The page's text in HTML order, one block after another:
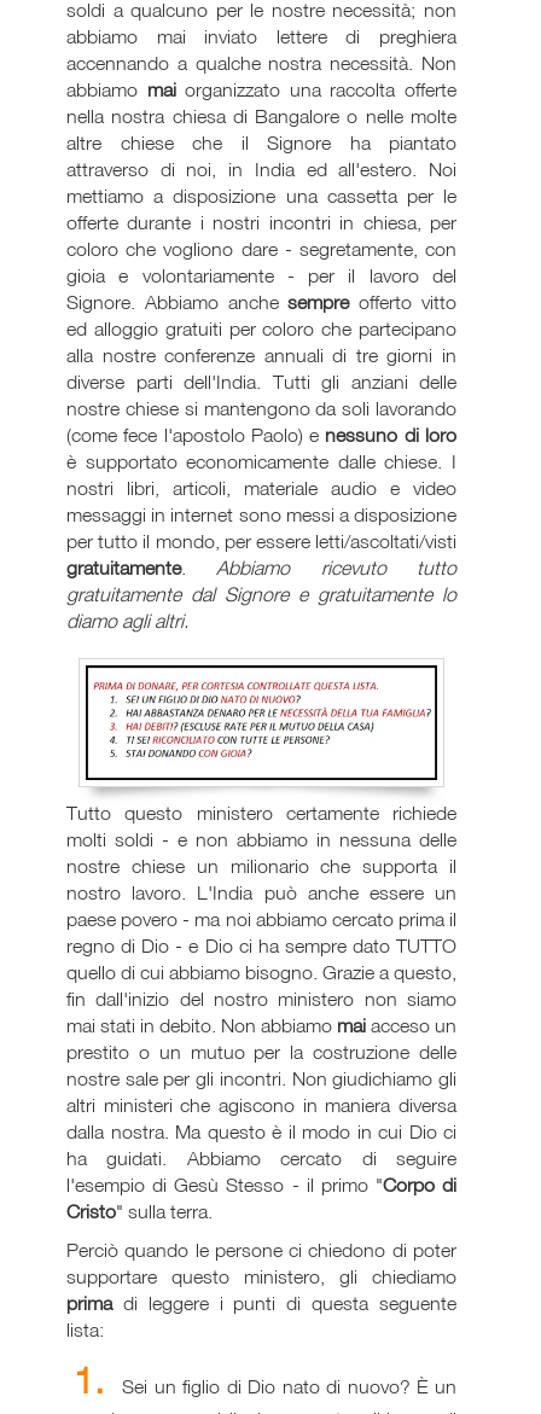
soldi a qualcuno per le nostre necessità; non
abbiamo mai inviato lettere di preghiera
accennando a qualche nostra necessità. Non
abbiamo maiorganizzato una raccolta offerte
nella nostra chiesa di Bangalore o nelle molte
altre chiese che il Signore ha piantato
attraverso di noi, in India ed all'estero. Noi
mettiamo a disposizione una cassetta per le
offerte durante i nostri incontri in chiesa, per
coloro che vogliono dare - segretamente, con
gioia e volontariamente - per il lavoro del
Signore. Abbiamo anchesempreofferto vitto
ed alloggio gratuiti per coloro che partecipano
alla nostre conferenze annuali di tre giorni in
diverse parti dell'India. Tutti gli anziani delle
nostre chiese si mantengono da soli lavorando
(come fece l'apostolo Paolo) e nessuno di loro
è supportato economicamente dalle chiese. I
nostri libri, articoli, materiale audio e video
messaggi in internet sono messi a disposizione
per tutto il mondo, per essere letti/ascoltati/visti
gratuitamente.Abbiamo ricevuto tutto
gratuitamente dal Signore e gratuitamente lo
diamo agli altri.
Tutto questo ministero certamente richiede
molti soldi - e non abbiamo in nessuna delle
nostre chiese un milionario che supporta il
nostro lavoro. L'India può anche essere un
paese povero - ma noi abbiamo cercato prima il
regno di Dio - e Dio ci ha sempre dato TUTTO
quello di cui abbiamo bisogno. Grazie a questo,
fin dall'inizio del nostro ministero non siamo
mai stati in debito. Non abbiamo mai acceso un
prestito o un mutuo per la costruzione delle
nostre sale per gli incontri. Non giudichiamo gli
altri ministeri che agiscono in maniera diversa
dalla nostra. Ma questo è il modo in cui Dio ci
ha guidati. Abbiamo cercato di seguire
l'esempio di Gesù Stesso - il primo "Corpo di
Cristo" sulla terra.
Perciò quando le persone ci chiedono di poter
supportare questo ministero, gli chiediamo
primadi leggere i punti di questa seguente
lista:
1.
Sei un figlio di Dio nato di nuovo? È un